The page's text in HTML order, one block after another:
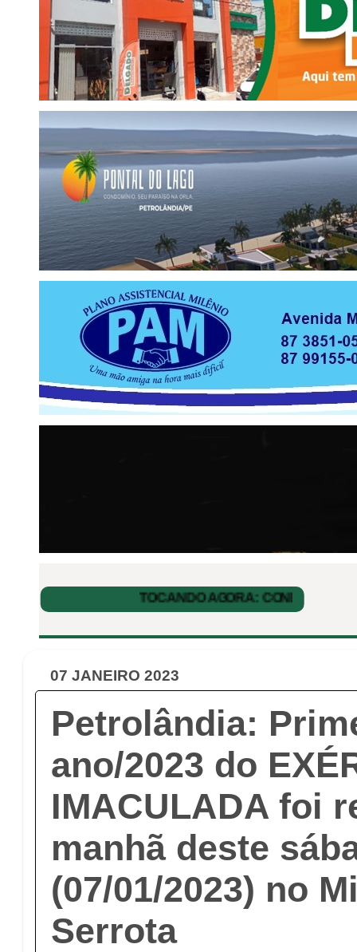
07 JANEIRO 2023
Petrolândia:
ano/2023 do
IMACULADA foi
manhã deste
(07/01/2023) no
Serrota